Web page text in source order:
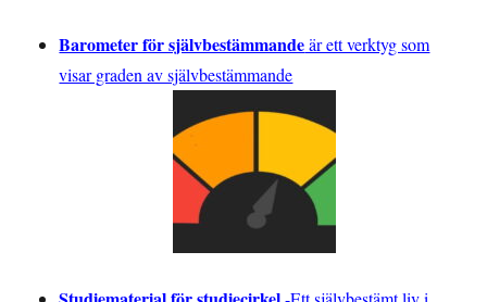
Barometer för självbestämmandeär ett verktyg som
visar graden av självbestämmande